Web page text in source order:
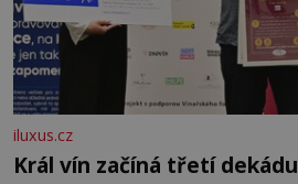
iluxus.cz
Král vín začíná třetí dekádu